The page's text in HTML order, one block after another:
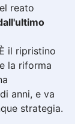
reato
il ripristino
la riforma
anni, e va
strategia.